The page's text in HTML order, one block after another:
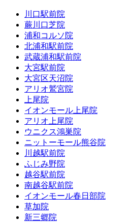
川口駅前院
蕨川口芝院
浦和コルソ院
北浦和駅前院
武蔵浦和駅前院
大宮駅前院
大宮区天沼院
アリオ鷲宮院
上尾院
イオンモール上尾院
アリオ上尾院
ウニクス鴻巣院
ニットーモール熊谷院
川越駅前院
ふじみ野院
越谷駅前院
南越谷駅前院
イオンモール春日部院
草加院
新三郷院